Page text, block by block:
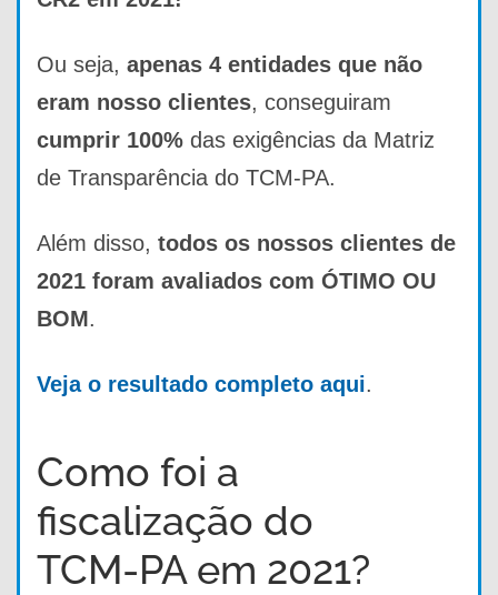
Ou seja, apenas 4 entidades que não
eram nosso clientes, conseguiram
cumprir 100% das exigências da Matriz
de Transparência do TCM-PA.
Além disso, todos os nossos clientes de
2021 foram avaliados com ÓTIMO OU
BOM.
Veja o resultado completo aqui.
Como foi a
fiscalização do
TCM-PA em 2021?